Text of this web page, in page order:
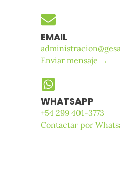
Somos una empresa de Salud
alta calidad que brinda el
encontramos ubicados en
EMAIL
Enviar mensaje →
WHATSAPP
+54 299 401-3773
Contactar por